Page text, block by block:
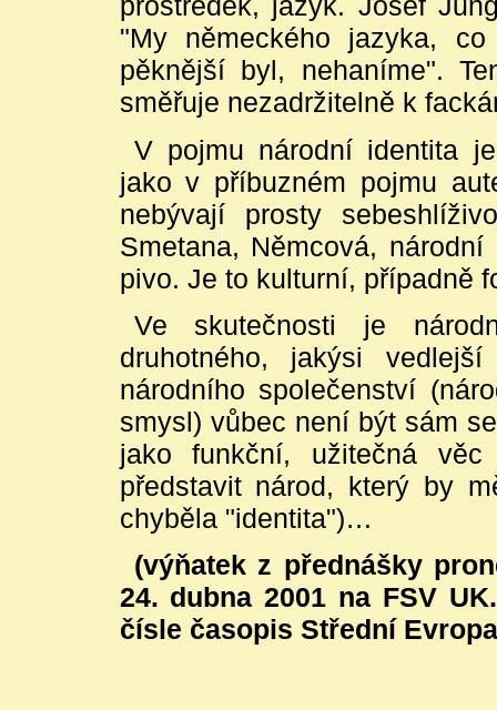
"My německého jazyka,
pěknější byl, nehaníme".
směřuje nezadržitelně k
V pojmu národní identita
jako v příbuzném pojmu
nebývají prosty
Smetana, Němcová,
pivo. Je to kulturní, případně
Ve skutečnosti je
druhotného, jakýsi
národního společenství
smysl) vůbec není být sám
jako funkční, užitečná
představit národ, který by
chyběla "identita")…
(výňatek z přednášky
24. dubna 2001 na FSV
čísle časopis Střední